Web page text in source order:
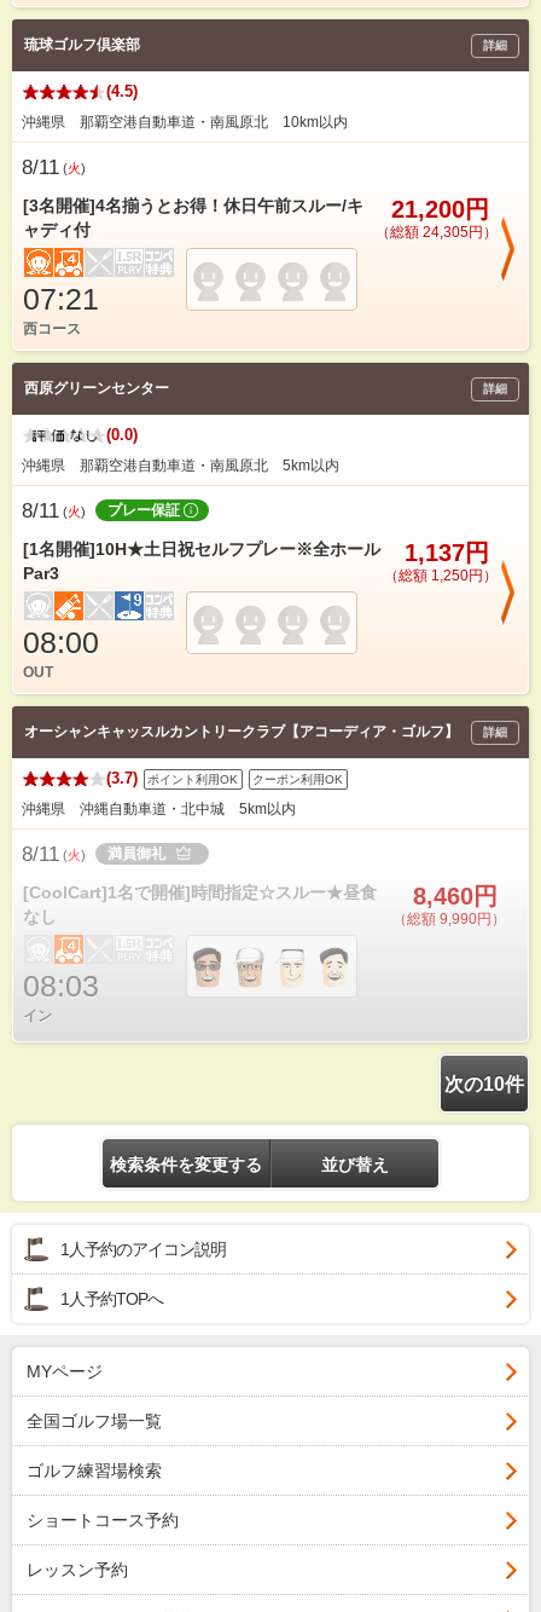
琉球ゴルフ倶楽部 詳細
(4.5)
沖縄県 那覇空港自動車道・南風原北 10km以内
8/11 (火)
[3名開催]4名揃うとお得！休日午前スルー/キ
ャディ付
21,200円
（総額 24,305円）
07:21
西コース
西原グリーンセンター 詳細
(0.0)
沖縄県 那覇空港自動車道・南風原北 5km以内
8/11 (火) プレー保証
[1名開催]10H★土日祝セルフプレー※全ホール
Par3
1,137円
（総額 1,250円）
08:00
OUT
オーシャンキャッスルカントリークラブ【アコーディア・ゴルフ】 詳細
(3.7) ポイント利用OK クーポン利用OK
沖縄県 沖縄自動車道・北中城 5km以内
8/11 (火) 満員御礼
[CoolCart]1名で開催]時間指定☆スルー★昼食
なし
8,460円
（総額 9,990円）
08:03
イン
次の10件
検索条件を変更する 並び替え
1人予約のアイコン説明
1人予約TOPへ
MYページ
全国ゴルフ場一覧
ゴルフ練習場検索
ショートコース予約
レッスン予約